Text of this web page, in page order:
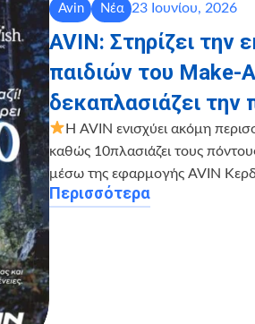
Avin Νέα 23 Ιουνίου, 2026
AVIN: Στηρίζει
παιδιών του Make-
δεκαπλασιάζει
Η AVIN ενισχύει ακόμη
καθώς 10πλασιάζει τους
μέσω της εφαρμογής AVIN
Περισσότερα